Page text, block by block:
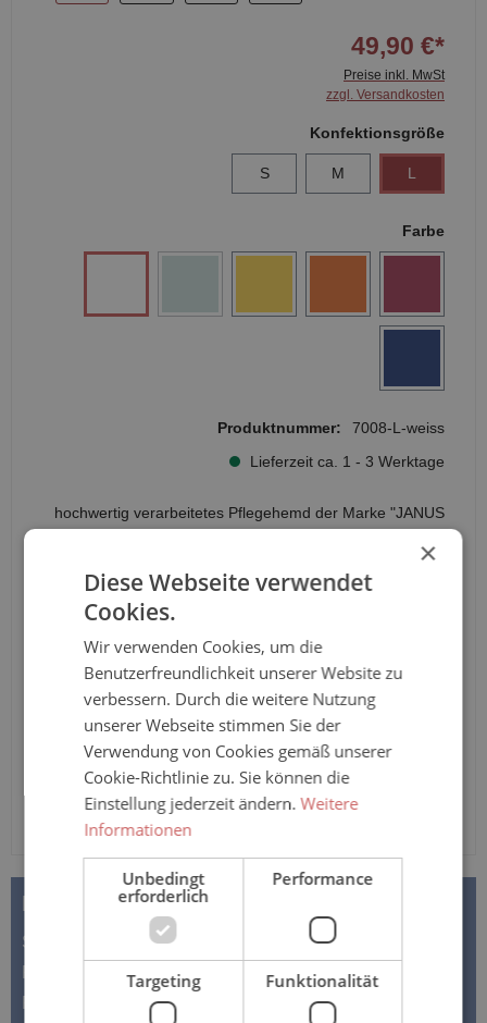
49,90 €*
Preise inkl. MwSt
zzgl. Versandkosten
Produktnummer:
7008-L-weiss
Lieferzeit ca. 1 - 3 Werktage
hochwertig verarbeitetes Pflegehemd der Marke "JANUS
Rundhalsausschnitt und langem Arm, in verschiedenen
Farbe
Konfektionsgröße
S M L
Anzahl
BESCHREIBUNG
Sanisana Pflegehemd – JANUS – Langarm mit
Rundhalsausschnitt &amp; offenes Rückenteil in
Premiumqualität Das Pflegehemd in…Mehr
×
Diese Webseite verwendet
Cookies.
Wir verwenden Cookies, um die
Benutzerfreundlichkeit unserer Website zu
verbessern. Durch die weitere Nutzung
unserer Webseite stimmen Sie der
Verwendung von Cookies gemäß unserer
Cookie-Richtlinie zu. Sie können die
Einstellung jederzeit ändern.Weitere
Informationen
Unbedingt
erforderlich
Performance
Targeting Funktionalität